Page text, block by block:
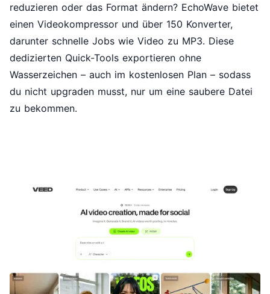
reduzieren oder das Format ändern? EchoWave bietet
einen Videokompressor und über 150 Konverter,
darunter schnelle Jobs wie Video zu MP3. Diese
dedizierten Quick-Tools exportieren ohne
Wasserzeichen – auch im kostenlosen Plan – sodass
du nicht upgraden musst, nur um eine saubere Datei
zu bekommen.